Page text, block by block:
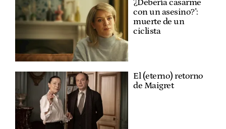
'¿Debería casarme
con un asesino?':
muerte de un
ciclista
El (eterno) retorno
de Maigret